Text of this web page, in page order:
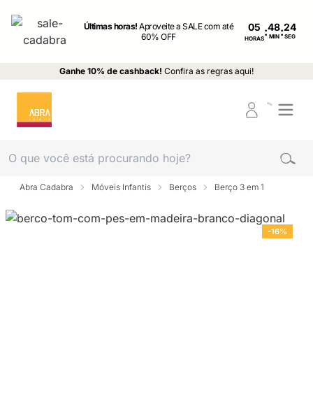
Últimas horas!Aproveite a SALE com até
60% OFF
05
HORAS: MIN : SEG
Ganhe 10% de cashback! Confira as regras aqui!
Abra Cadabra Móveis Infantis Berços Berço 3 em 1
-16%